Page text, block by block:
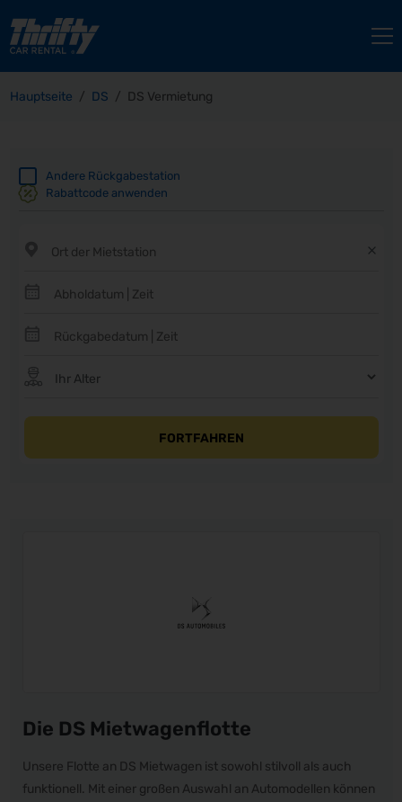
Hauptseite DS DS Vermietung
Andere Rückgabestation
Rabattcode anwenden
FORTFAHREN
Die DS Mietwagenflotte
Unsere Flotte an DS Mietwagen ist sowohl stilvoll als auch
funktionell. Mit einer großen Auswahl an Automodellen können